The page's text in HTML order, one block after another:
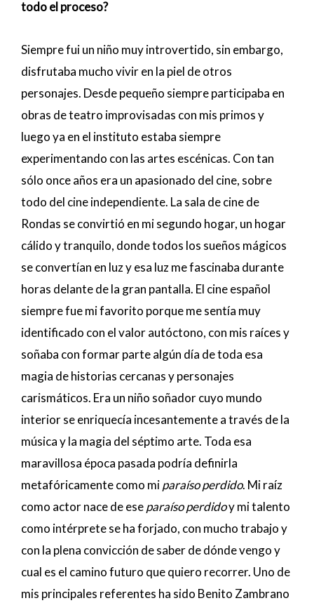
todo el proceso?
Siempre fui un niño muy introvertido, sin embargo,
disfrutaba mucho vivir en la piel de otros
personajes. Desde pequeño siempre participaba en
obras de teatro improvisadas con mis primos y
luego ya en el instituto estaba siempre
experimentando con las artes escénicas. Con tan
sólo once años era un apasionado del cine, sobre
todo del cine independiente. La sala de cine de
Rondas se convirtió en mi segundo hogar, un hogar
cálido y tranquilo, donde todos los sueños mágicos
se convertían en luz y esa luz me fascinaba durante
horas delante de la gran pantalla. El cine español
siempre fue mi favorito porque me sentía muy
identificado con el valor autóctono, con mis raíces y
soñaba con formar parte algún día de toda esa
magia de historias cercanas y personajes
carismáticos. Era un niño soñador cuyo mundo
interior se enriquecía incesantemente a través de la
música y la magia del séptimo arte. Toda esa
maravillosa época pasada podría definirla
metafóricamente como miparaíso perdido. Mi raíz
como actor nace de eseparaíso perdidoy mi talento
como intérprete se ha forjado, con mucho trabajo y
con la plena convicción de saber de dónde vengo y
cual es el camino futuro que quiero recorrer. Uno de
mis principales referentes ha sido Benito Zambrano